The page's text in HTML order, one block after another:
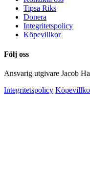
Tipsa Riks
Donera
Integritetspolicy
Köpevillkor
Följ oss
Ansvarig utgivare Jacob
Integritetspolicy